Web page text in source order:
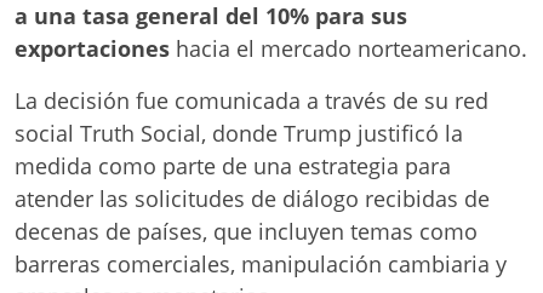
a una tasa general del 10% para sus
exportaciones hacia el mercado norteamericano.
La decisión fue comunicada a través de su red
social Truth Social, donde Trump justificó la
medida como parte de una estrategia para
atender las solicitudes de diálogo recibidas de
decenas de países, que incluyen temas como
barreras comerciales, manipulación cambiaria y